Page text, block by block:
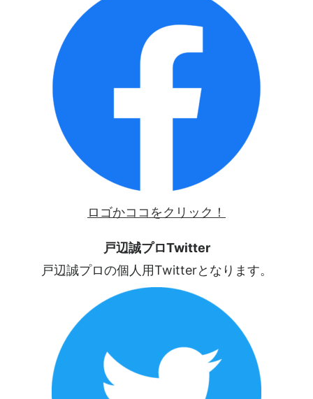
ロゴかココをクリック！
戸辺誠プロTwitter
戸辺誠プロの個人用Twitterとなります。